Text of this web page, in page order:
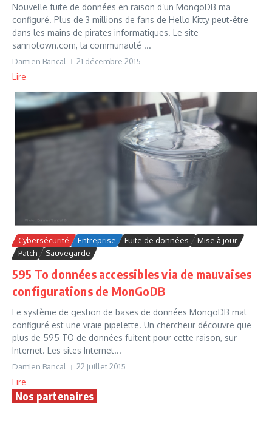
Nouvelle fuite de données en raison d’un MongoDB ma
configuré. Plus de 3 millions de fans de Hello Kitty peut-être
dans les mains de pirates informatiques. Le site
sanriotown.com, la communauté ...
Damien Bancal 21 décembre 2015
Lire
Cybersécurité Entreprise Fuite de données
Mise à jour
Patch
Sauvegarde
595 To données accessibles via de mauvaises
configurations de MonGoDB
Le système de gestion de bases de données MongoDB mal
configuré est une vraie pipelette. Un chercheur découvre que
plus de 595 TO de données fuitent pour cette raison, sur
Internet. Les sites Internet...
Damien Bancal 22 juillet 2015
Lire
Nos partenaires